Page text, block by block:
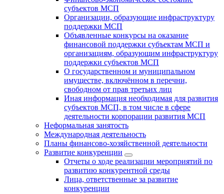
субъектов МСП
Организации, образующие инфраструктуру
поддержки МСП
Объявленные конкурсы на оказание
финансовой поддержки субъектам МСП и
организациям, образующим инфраструктуру
поддержки субъектов МСП
О государственном и муниципальном
имуществе, включённом в перечни,
свободном от прав третьих лиц
Иная информация необходимая для развития
субъектов МСП, в том числе в сфере
деятельности корпорации развития МСП
Неформальная занятость
Международная деятельность
Планы финансово-хозяйственной деятельности
Развитие конкуренции
Отчеты о ходе реализации мероприятий по
развитию конкурентной среды
Лица, ответственные за развитие
конкуренции